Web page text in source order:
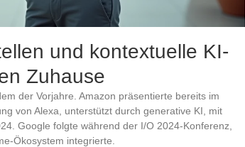
und kontextuelle KI-
Zuhause
der Vorjahre. Amazon präsentierte bereits im
von Alexa, unterstützt durch generative KI, mit
Google folgte während der I/O 2024-Konferenz,
Ökosystem integrierte.